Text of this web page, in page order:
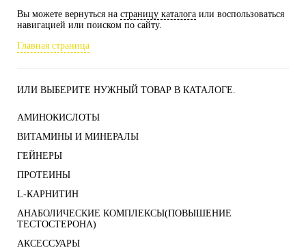
Вы можете вернуться на страницу каталога или воспользоваться
навигацией или поиском по сайту.
Главная страница
ИЛИ ВЫБЕРИТЕ НУЖНЫЙ ТОВАР В КАТАЛОГЕ.
АМИНОКИСЛОТЫ
ВИТАМИНЫ И МИНЕРАЛЫ
ГЕЙНЕРЫ
ПРОТЕИНЫ
L-КАРНИТИН
АНАБОЛИЧЕСКИЕ КОМПЛЕКСЫ(ПОВЫШЕНИЕ
ТЕСТОСТЕРОНА)
АКСЕССУАРЫ